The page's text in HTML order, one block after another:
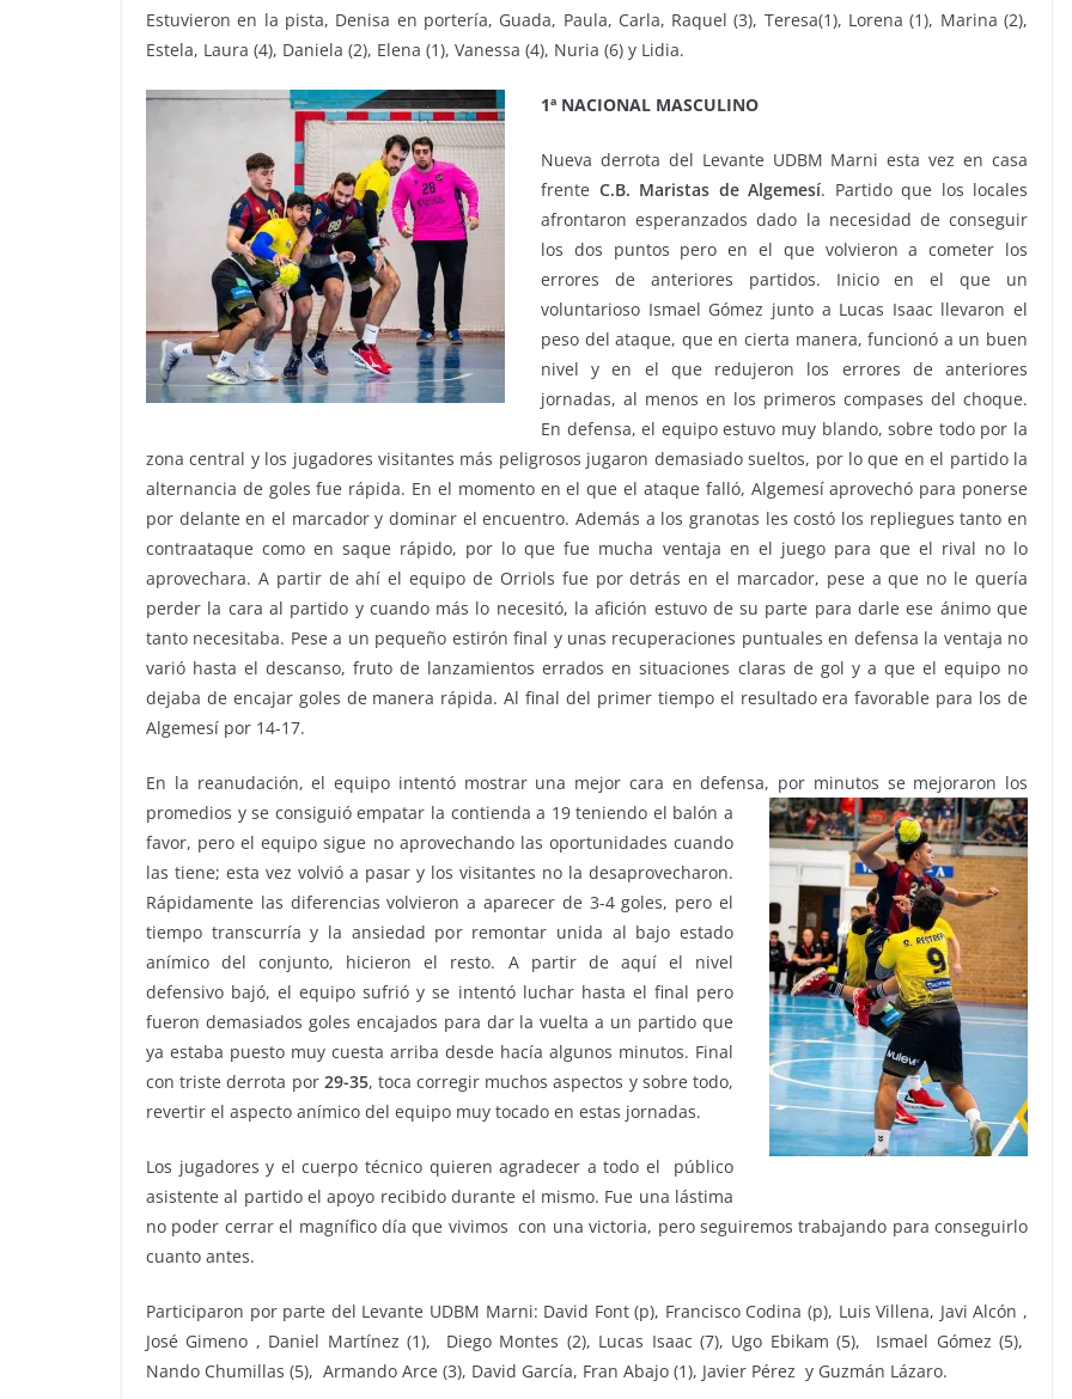
Estuvieron en la pista, Denisa en portería, Guada, Paula, Carla, Raquel (3), Teresa(1), Lorena (1), Marina (2),
Estela, Laura (4), Daniela (2), Elena (1), Vanessa (4), Nuria (6) y Lidia.
1ª NACIONAL MASCULINO
Nueva derrota del Levante UDBM Marni esta vez en casa
frente C.B. Maristas de Algemesí. Partido que los locales
afrontaron esperanzados dado la necesidad de conseguir
los dos puntos pero en el que volvieron a cometer los
errores de anteriores partidos. Inicio en el que un
voluntarioso Ismael Gómez junto a Lucas Isaac llevaron el
peso del ataque, que en cierta manera, funcionó a un buen
nivel y en el que redujeron los errores de anteriores
jornadas, al menos en los primeros compases del choque.
En defensa, el equipo estuvo muy blando, sobre todo por la
zona central y los jugadores visitantes más peligrosos jugaron demasiado sueltos, por lo que en el partido la
alternancia de goles fue rápida. En el momento en el que el ataque falló, Algemesí aprovechó para ponerse
por delante en el marcador y dominar el encuentro. Además a los granotas les costó los repliegues tanto en
contraataque como en saque rápido, por lo que fue mucha ventaja en el juego para que el rival no lo
aprovechara. A partir de ahí el equipo de Orriols fue por detrás en el marcador, pese a que no le quería
perder la cara al partido y cuando más lo necesitó, la afición estuvo de su parte para darle ese ánimo que
tanto necesitaba. Pese a un pequeño estirón final y unas recuperaciones puntuales en defensa la ventaja no
varió hasta el descanso, fruto de lanzamientos errados en situaciones claras de gol y a que el equipo no
dejaba de encajar goles de manera rápida. Al final del primer tiempo el resultado era favorable para los de
Algemesí por 14-17.
En la reanudación, el equipo intentó mostrar una mejor cara en defensa, por minutos se mejoraron los
promedios yse consiguió empatar la contienda a 19 teniendo el balón a
favor, pero el equipo sigue no aprovechando las oportunidades cuando
las tiene; esta vez volvió a pasar y los visitantes no la desaprovecharon.
Rápidamente las diferencias volvieron a aparecer de 3-4 goles, pero el
tiempo transcurría y la ansiedad por remontar unida al bajo estado
anímico del conjunto, hicieron el resto. A partir de aquí el nivel
defensivo bajó, el equipo sufrió y se intentó luchar hasta el final pero
fueron demasiados goles encajados para dar la vuelta a un partido que
ya estaba puesto muy cuesta arriba desde hacía algunos minutos. Final
con triste derrota por 29-35, toca corregir muchos aspectos y sobre todo,
revertir el aspecto anímico del equipo muy tocado en estas jornadas.
Los jugadores y el cuerpo técnico quieren agradecer a todo el público
asistente al partido el apoyo recibido durante el mismo. Fue una lástima
no poder cerrar el magnífico día que vivimos con una victoria, pero seguiremos trabajando para conseguirlo
cuanto antes.
Participaron por parte del Levante UDBM Marni: David Font (p), Francisco Codina (p), Luis Villena, Javi Alcón ,
José Gimeno , Daniel Martínez (1), Diego Montes (2), Lucas Isaac (7), Ugo Ebikam (5), Ismael Gómez (5),
Nando Chumillas (5), Armando Arce (3), David García, Fran Abajo (1), Javier Pérez y Guzmán Lázaro.